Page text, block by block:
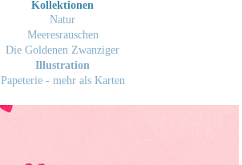
Kollektionen
Natur
Meeresrauschen
Die Goldenen Zwanziger
Illustration
Papeterie - mehr als Karten